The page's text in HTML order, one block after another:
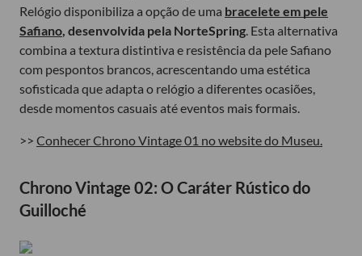
Relógio disponibiliza a opção de uma bracelete em pele
Safiano, desenvolvida pela NorteSpring. Esta alternativa
combina a textura distintiva e resistência da pele Safiano
com pespontos brancos, acrescentando uma estética
sofisticada que adapta o relógio a diferentes ocasiões,
desde momentos casuais até eventos mais formais.
>> Conhecer Chrono Vintage 01 no website do Museu.
Chrono Vintage 02: O Caráter Rústico do
Guilloché